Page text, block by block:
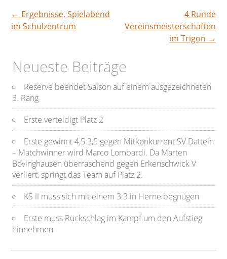
Beitragsnavigation
← Ergebnisse, Spielabend
im Schulzentrum
4 Runde
Vereinsmeisterschaften
im Trigon →
Neueste Beiträge
Reserve beendet Saison auf einem ausgezeichneten
3. Rang
Erste verteidigt Platz 2
Erste gewinnt 4,5:3,5 gegen Mitkonkurrent SV Datteln
– Matchwinner wird Marco Lombardi. Da Marten
Bövinghausen überraschend gegen Erkenschwick V
verliert, springt das Team auf Platz 2.
KS II muss sich mit einem 3:3 in Herne begnügen
Erste muss Rückschlag im Kampf um den Aufstieg
hinnehmen